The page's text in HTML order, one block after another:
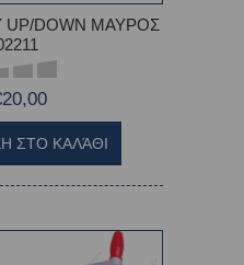
DOWN ΜΑΥΡΟΣ